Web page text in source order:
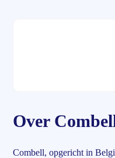
Over
Combell, opgericht in